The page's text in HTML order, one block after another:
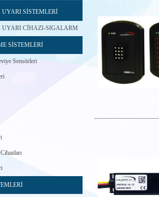
SİSTEMLERİ
UYARI CİHAZI-SIGALARM
SİSTEMLERİ
Sensörleri